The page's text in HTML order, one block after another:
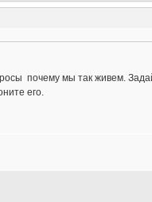
почему мы так живем.
его.